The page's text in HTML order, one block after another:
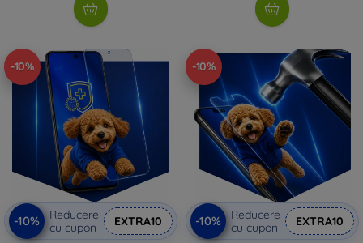
-10%
-10%
Reducere
cu cupon
EXTRA10
-10%
-10%
Reducere
cu cupon
EXTRA10